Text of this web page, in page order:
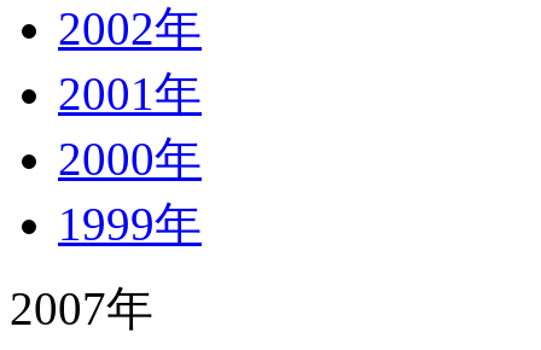
2002年
2001年
2000年
1999年
2007年